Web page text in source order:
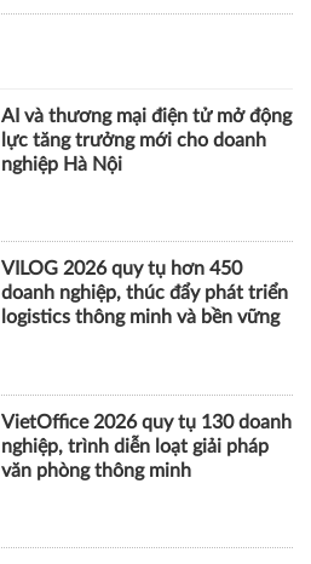
AI và thương mại điện tử mở động
lực tăng trưởng mới cho doanh
nghiệp Hà Nội
VILOG 2026 quy tụ hơn 450
doanh nghiệp, thúc đẩy phát triển
logistics thông minh và bền vững
VietOffice 2026 quy tụ 130 doanh
nghiệp, trình diễn loạt giải pháp
văn phòng thông minh